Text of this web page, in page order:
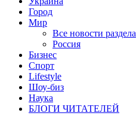
Город
Мир
Все новости раздела
Россия
Бизнес
Спорт
Lifestyle
Шоу-биз
Наука
БЛОГИ ЧИТАТЕЛЕЙ